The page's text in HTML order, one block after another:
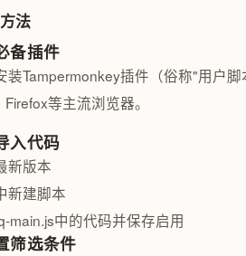
法
备插件
装Tampermonkey插件（俗称"用户
等主流浏览器。
入代码
新版本
新建脚本
main.js中的代码并保存启用
筛选条件